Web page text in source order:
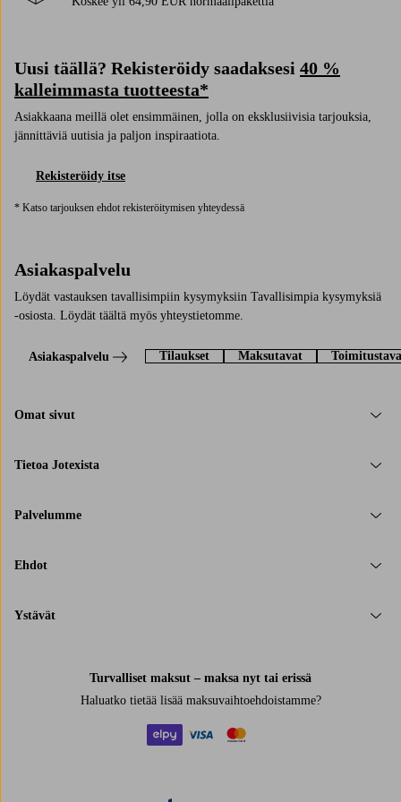
Uusi täällä? Rekisteröidy saadaksesi 40 %
kalleimmasta tuotteesta*
Asiakkaana meillä olet ensimmäinen, jolla on eksklusiivisia tarjouksia,
jännittäviä uutisia ja paljon inspiraatiota.
Rekisteröidy itse
* Katso tarjouksen ehdot rekisteröitymisen yhteydessä
Asiakaspalvelu
Löydät vastauksen tavallisimpiin kysymyksiin Tavallisimpia kysymyksiä
-osiosta. Löydät täältä myös yhteystietomme.
Asiakaspalvelu Tilaukset Maksutavat
Omat sivut
Tietoa Jotexista
Palvelumme
Ehdot
Ystävät
Turvalliset maksut – maksa nyt tai erissä
Haluatko tietää lisää maksuvaihtoehdoistamme?